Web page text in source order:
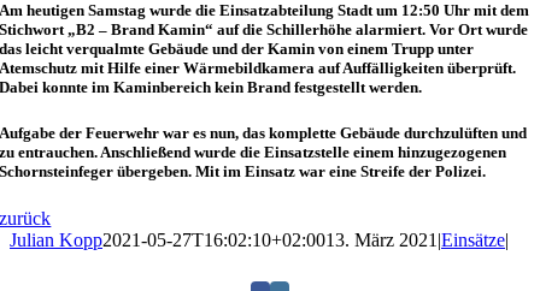
Am heutigen Samstag wurde die Einsatzabteilung Stadt um 12:50 Uhr mit dem
Stichwort „B2 – Brand Kamin“ auf die Schillerhöhe alarmiert. Vor Ort wurde
das leicht verqualmte Gebäude und der Kamin von einem Trupp unter
Atemschutz mit Hilfe einer Wärmebildkamera auf Auffälligkeiten überprüft.
Dabei konnte im Kaminbereich kein Brand festgestellt werden.
Aufgabe der Feuerwehr war es nun, das komplette Gebäude durchzulüften und
zu entrauchen. Anschließend wurde die Einsatzstelle einem hinzugezogenen
Schornsteinfeger übergeben. Mit im Einsatz war eine Streife der Polizei.
zurück
Julian Kopp2021-05-27T16:02:10+02:0013. März 2021|Einsätze|